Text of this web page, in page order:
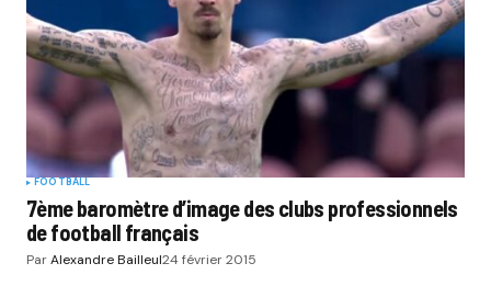
FOOTBALL
7ème baromètre d’image des clubs professionnels
de football français
ParAlexandre Bailleul24 février 2015